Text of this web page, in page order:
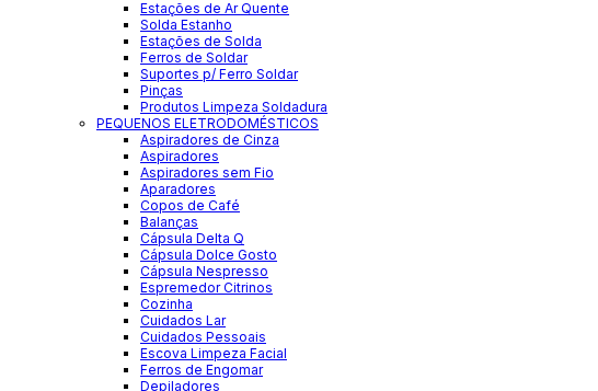
Estações de Ar Quente
Solda Estanho
Estações de Solda
Ferros de Soldar
Suportes p/ Ferro Soldar
Pinças
Produtos Limpeza Soldadura
PEQUENOS ELETRODOMÉSTICOS
Aspiradores de Cinza
Aspiradores
Aspiradores sem Fio
Aparadores
Copos de Café
Balanças
Cápsula Delta Q
Cápsula Dolce Gosto
Cápsula Nespresso
Espremedor Citrinos
Cozinha
Cuidados Lar
Cuidados Pessoais
Escova Limpeza Facial
Ferros de Engomar
Depiladores